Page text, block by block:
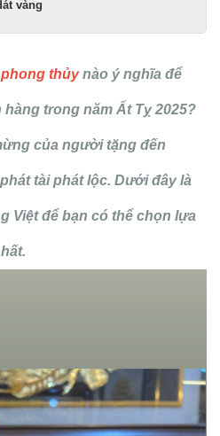
vàng
thủynào ý nghĩa để
trong năm Ất Tỵ 2025?
của người tặng đến
tài phát lộc. Dưới đây là
Việt để bạn có thể chọn lựa